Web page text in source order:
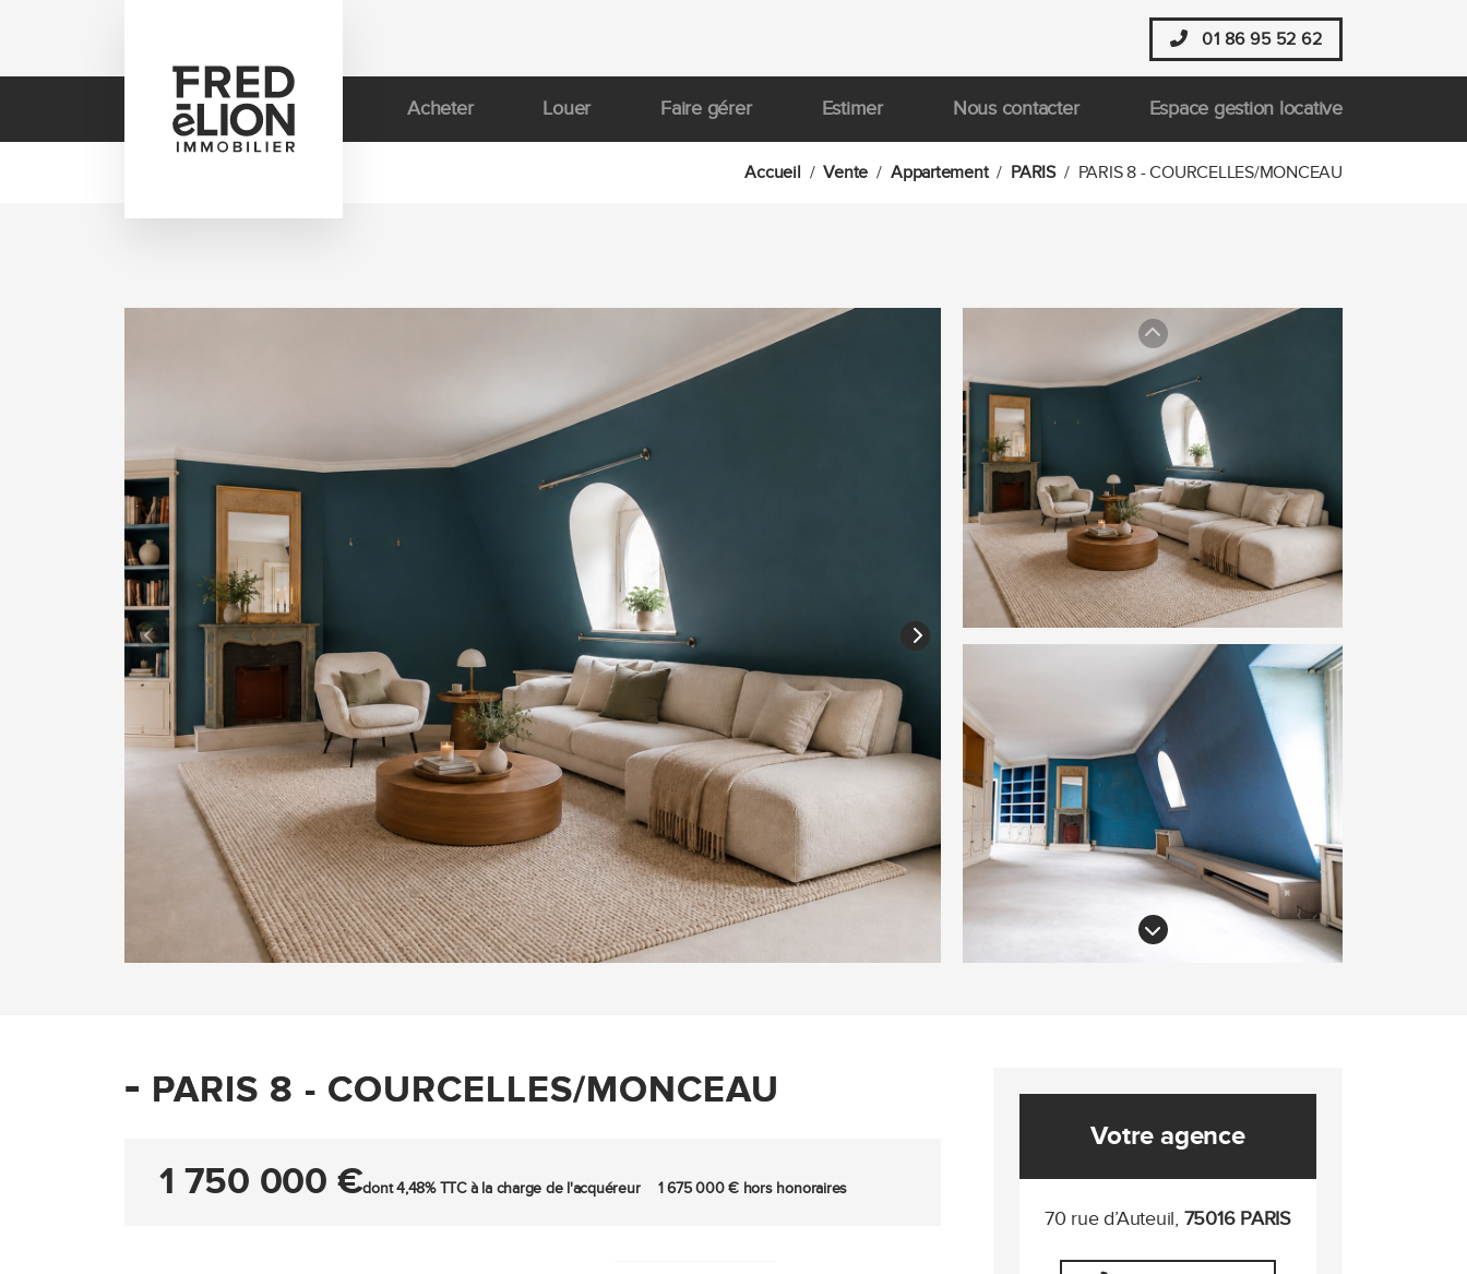
01 86 95 52 62
Le Groupe Acheter Louer Faire gérer Estimer Nous contacter Espace gestion locative
Accueil Vente Appartement PARIS PARIS 8 - COURCELLES/MONCEAU
- PARIS 8 - COURCELLES/MONCEAU
1 750 000 €dont 4,48% TTC à la charge de l'acquéreur 1 675 000 € hors honoraires
Votre agence
70 rue d’Auteuil, 75016 PARIS